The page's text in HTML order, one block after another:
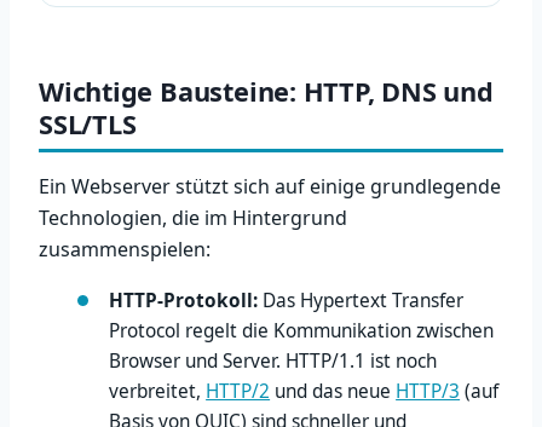
Wichtige Bausteine: HTTP, DNS und
SSL/TLS
Ein Webserver stützt sich auf einige grundlegende
Technologien, die im Hintergrund
zusammenspielen:
HTTP-Protokoll: Das Hypertext Transfer
Protocol regelt die Kommunikation zwischen
Browser und Server. HTTP/1.1 ist noch
verbreitet, HTTP/2 und das neue HTTP/3 (auf
Basis von QUIC) sind schneller und